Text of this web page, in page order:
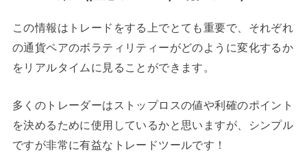
この情報はトレードをする上でとても重要で、それぞれ
の通貨ペアのボラティリティーがどのように変化するか
をリアルタイムに見ることができます。
多くのトレーダーはストップロスの値や利確のポイント
を決めるために使用しているかと思いますが、シンプル
ですが非常に有益なトレードツールです！